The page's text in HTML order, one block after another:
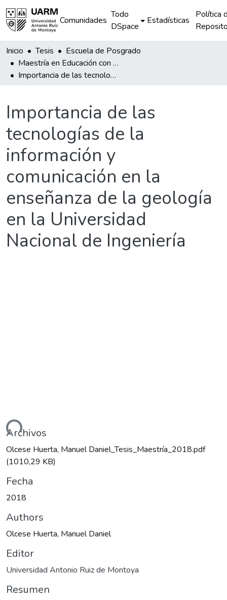
Comunidades
Todo
DSpace
Estadísticas
Política
Inicio Tesis
Escuela de Posgrado
Maestría en Educación con mención en Docencia Universitaria
Importancia de las tecnologías de la información y comunicación en la enseñanza de la geología en la Universidad Nacional de Ingeniería
Importancia de las
tecnologías de la
información y
comunicación en la
enseñanza de la geología
en la Universidad
Nacional de Ingeniería
Archivos
Olcese Huerta, Manuel Daniel_Tesis_Maestría_2018.pdf
(1010,29 KB)
Fecha
2018
Authors
Olcese Huerta, Manuel Daniel
Editor
Universidad Antonio Ruiz de Montoya
Resumen